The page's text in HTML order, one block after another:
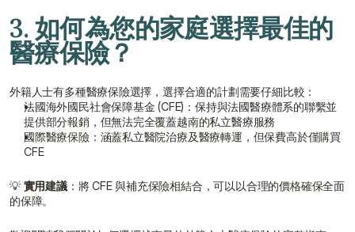
3. 如何為您的家庭選擇最佳的
醫療保險？
外籍人士有多種醫療保險選擇，選擇合適的計劃需要仔細比較：
法國海外國民社會保障基金 (CFE)：保持與法國醫療體系的聯繫並
提供部分報銷，但無法完全覆蓋越南的私立醫療服務
國際醫療保險：涵蓋私立醫院治療及醫療轉運，但保費高於僅購買
CFE
💡 實用建議：將 CFE 與補充保險相結合，可以以合理的價格確保全面
的保障。